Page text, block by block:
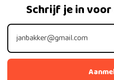
Schrijf je in